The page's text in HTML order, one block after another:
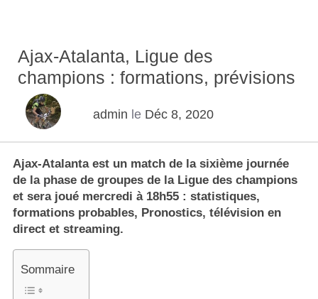
Ajax-Atalanta, Ligue des
champions : formations, prévisions
admin le Déc 8, 2020
Ajax-Atalanta est un match de la sixième journée
de la phase de groupes de la Ligue des champions
et sera joué mercredi à 18h55 : statistiques,
formations probables, Pronostics, télévision en
direct et streaming.
Sommaire